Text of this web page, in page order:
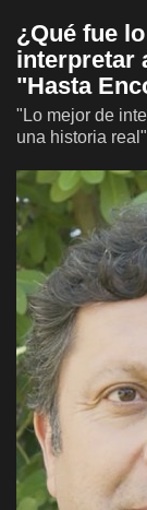
¿Qué fue
interpretar
"Hasta
"Lo mejor de
una historia